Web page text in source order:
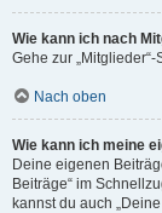
Wie kann ich nach
Gehe zur
Nach oben
Wie kann ich meine
Deine eigenen
Beiträge“ im
kannst du auch